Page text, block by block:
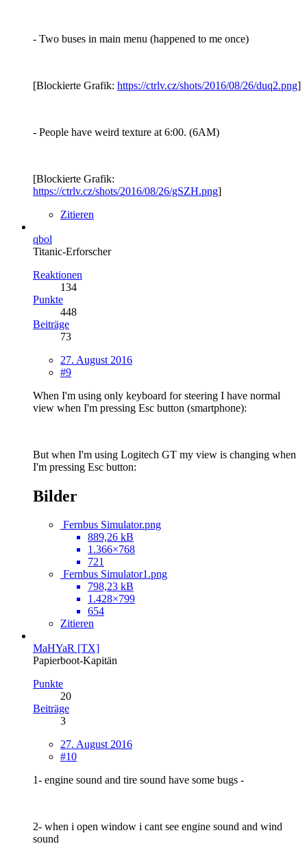
- Two buses in main menu (happened to me once)
[Blockierte Grafik: https://ctrlv.cz/shots/2016/08/26/duq2.png]
- People have weird texture at 6:00. (6AM)
[Blockierte Grafik:
https://ctrlv.cz/shots/2016/08/26/gSZH.png]
Zitieren
qbol
Titanic-Erforscher
Reaktionen
134
Punkte
448
Beiträge
73
27. August 2016
#9
When I'm using only keyboard for steering I have normal
view when I'm pressing Esc button (smartphone):
But when I'm using Logitech GT my view is changing when
I'm pressing Esc button:
Bilder
Fernbus Simulator.png
889,26 kB
1.366×768
721
Fernbus Simulator1.png
798,23 kB
1.428×799
654
Zitieren
MaHYaR [TX]
Papierboot-Kapitän
Punkte
20
Beiträge
3
27. August 2016
#10
1- engine sound and tire sound have some bugs -
2- when i open window i cant see engine sound and wind
sound